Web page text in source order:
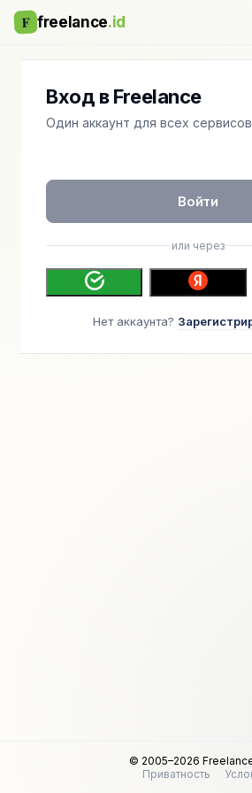
F freelance.id
Вход в Freelance
Один аккаунт для всех
Войти
или через
Нет аккаунта?
© 2005–2026
Приватность